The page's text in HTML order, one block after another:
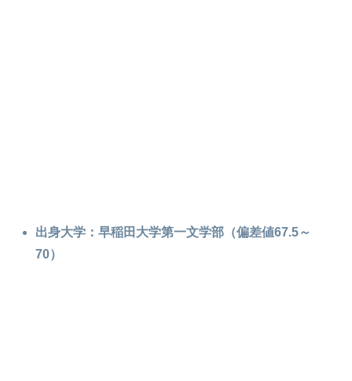
出身大学：早稲田大学第一文学部（偏差値67.5～
70）